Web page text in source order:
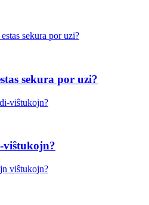
sekura por uzi?
viŝtukojn?